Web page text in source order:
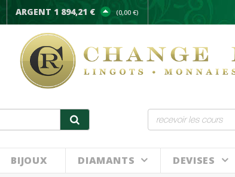
ARGENT 1 894,21 € (0,00 €)
BIJOUX DIAMANTS DEVISES